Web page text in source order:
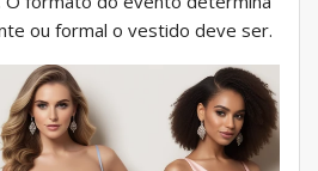
ou formal o vestido deve ser.